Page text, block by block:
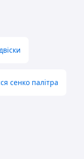
сенко палітра